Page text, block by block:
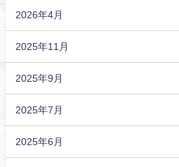
2026年4月
2025年11月
2025年9月
2025年7月
2025年6月